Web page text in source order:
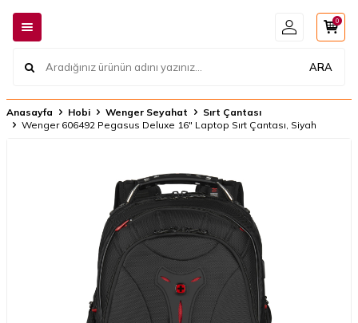
ARA
0
Anasayfa Hobi Wenger Seyahat
Sırt Çantası
Wenger 606492 Pegasus Deluxe 16" Laptop Sırt Çantası, Siyah